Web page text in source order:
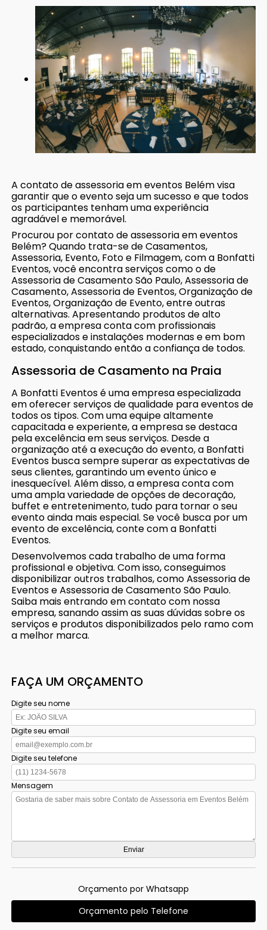
A contato de assessoria em eventos Belém visa
garantir que o evento seja um sucesso e que todos
os participantes tenham uma experiência
agradável e memorável.
Procurou por contato de assessoria em eventos
Belém? Quando trata-se de Casamentos,
Assessoria, Evento, Foto e Filmagem, com a Bonfatti
Eventos, você encontra serviços como o de
Assessoria de Casamento São Paulo, Assessoria de
Casamento, Assessoria de Eventos, Organização de
Eventos, Organização de Evento, entre outras
alternativas. Apresentando produtos de alto
padrão, a empresa conta com profissionais
especializados e instalações modernas e em bom
estado, conquistando então a confiança de todos.
Assessoria de Casamento na Praia
A Bonfatti Eventos é uma empresa especializada
em oferecer serviços de qualidade para eventos de
todos os tipos. Com uma equipe altamente
capacitada e experiente, a empresa se destaca
pela excelência em seus serviços. Desde a
organização até a execução do evento, a Bonfatti
Eventos busca sempre superar as expectativas de
seus clientes, garantindo um evento único e
inesquecível. Além disso, a empresa conta com
uma ampla variedade de opções de decoração,
buffet e entretenimento, tudo para tornar o seu
evento ainda mais especial. Se você busca por um
evento de excelência, conte com a Bonfatti
Eventos.
Desenvolvemos cada trabalho de uma forma
profissional e objetiva. Com isso, conseguimos
disponibilizar outros trabalhos, como Assessoria de
Eventos e Assessoria de Casamento São Paulo.
Saiba mais entrando em contato com nossa
empresa, sanando assim as suas dúvidas sobre os
serviços e produtos disponibilizados pelo ramo com
a melhor marca.
FAÇA UM ORÇAMENTO
Digite seu nome
Digite seu email
Digite seu telefone
Mensagem
Orçamento por Whatsapp
Orçamento pelo Telefone